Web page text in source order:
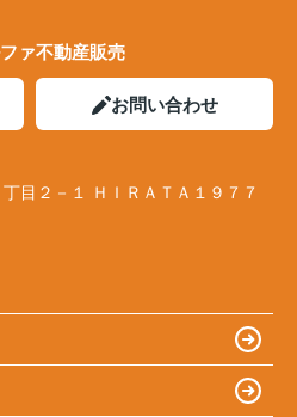
ァ不動産販売
お問い合わせ
目２－１ ＨＩＲＡＴＡ１９７７